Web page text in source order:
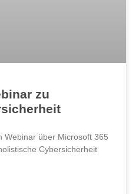
zu
Webinar über Microsoft 365
Cybersicherheit